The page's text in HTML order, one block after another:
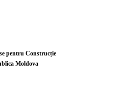
pentru Construcție
Moldova